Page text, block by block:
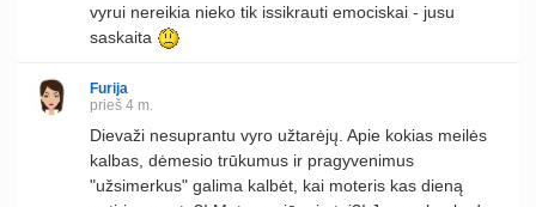
vyrui nereikia nieko tik issikrauti emociskai - jusu
saskaita
Furija
prieš 4 m.
Dievaži nesuprantu vyro užtarėjų. Apie kokias meilės
kalbas, dėmesio trūkumus ir pragyvenimus
"užsimerkus" galima kalbėt, kai moteris kas dieną